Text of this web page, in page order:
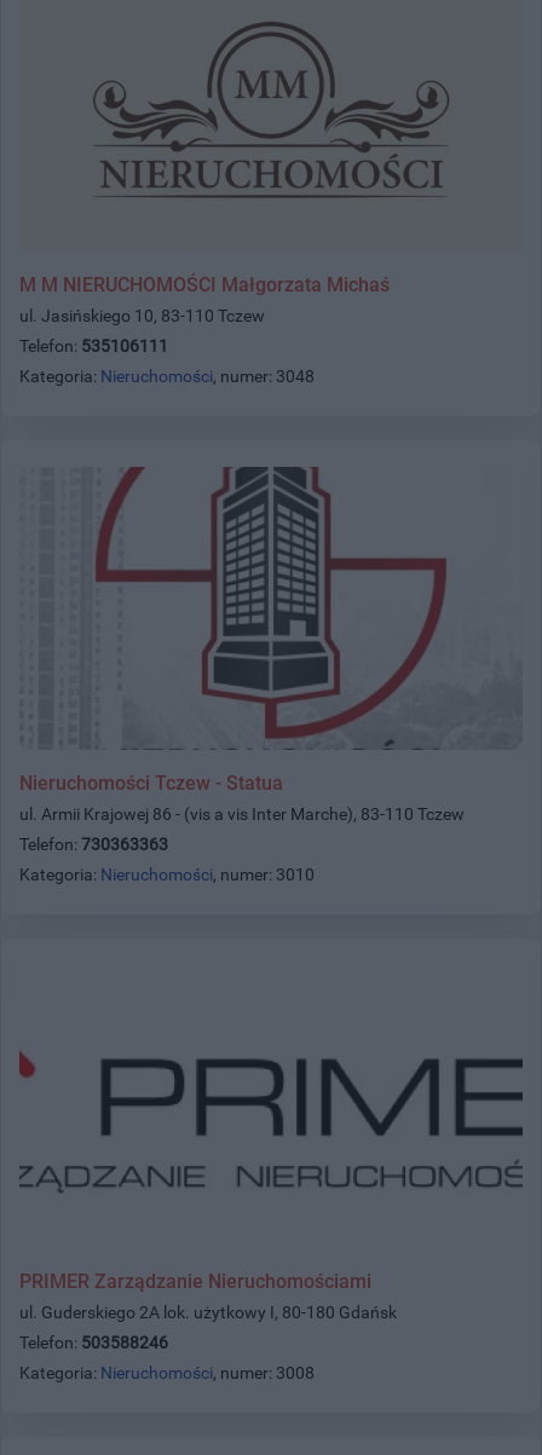
M M NIERUCHOMOŚCI Małgorzata Michaś
ul. Jasińskiego 10, 83-110 Tczew
Telefon: 535106111
Kategoria: Nieruchomości, numer: 3048
Nieruchomości Tczew - Statua
ul. Armii Krajowej 86 - (vis a vis Inter Marche), 83-110 Tczew
Telefon: 730363363
Kategoria: Nieruchomości, numer: 3010
PRIMER Zarządzanie Nieruchomościami
ul. Guderskiego 2A lok. użytkowy I, 80-180 Gdańsk
Telefon: 503588246
Kategoria: Nieruchomości, numer: 3008